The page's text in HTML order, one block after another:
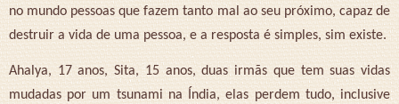
no mundo pessoas que fazem tanto mal ao seu próximo, capaz de
destruir a vida de uma pessoa, e a resposta é simples, sim existe.
Ahalya, 17 anos, Sita, 15 anos, duas irmãs que tem suas vidas
mudadas por um tsunami na Índia, elas perdem tudo, inclusive